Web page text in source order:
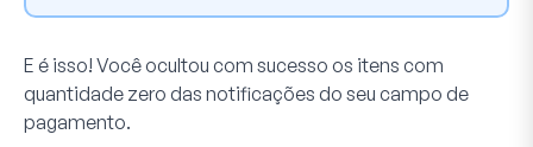
E é isso! Você ocultou com sucesso os itens com
quantidade zero das notificações do seu campo de
pagamento.